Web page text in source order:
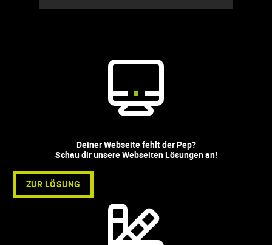
Deiner Webseite fehlt der Pep?
Schau dir unsere Webseiten Lösungen an!
ZUR LÖSUNG